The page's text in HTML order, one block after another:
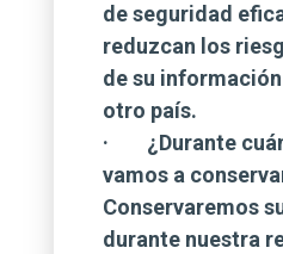
de seguridad
reduzcan los
de su
otro país.
· ¿Durante
vamos a
Conservaremos
durante nuestra